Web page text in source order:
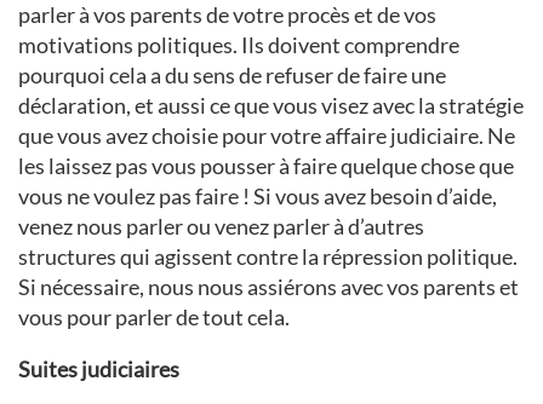
parler à vos parents de votre procès et de vos
motivations politiques. Ils doivent comprendre
pourquoi cela a du sens de refuser de faire une
déclaration, et aussi ce que vous visez avec la stratégie
que vous avez choisie pour votre affaire judiciaire. Ne
les laissez pas vous pousser à faire quelque chose que
vous ne voulez pas faire ! Si vous avez besoin d’aide,
venez nous parler ou venez parler à d’autres
structures qui agissent contre la répression politique.
Si nécessaire, nous nous assiérons avec vos parents et
vous pour parler de tout cela.
Suites judiciaires